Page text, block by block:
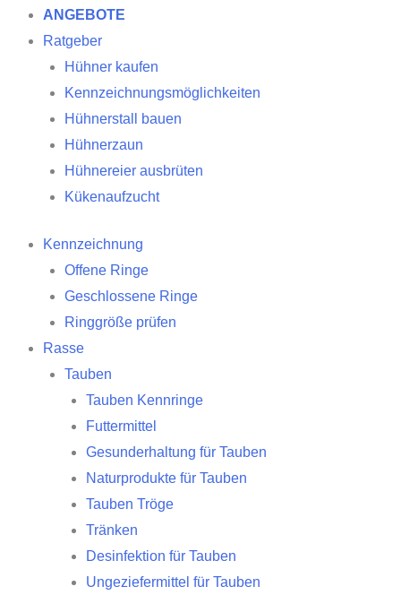
ANGEBOTE
Ratgeber
Hühner kaufen
Kennzeichnungsmöglichkeiten
Hühnerstall bauen
Hühnerzaun
Hühnereier ausbrüten
Kükenaufzucht
Kennzeichnung
Offene Ringe
Geschlossene Ringe
Ringgröße prüfen
Rasse
Tauben
Tauben Kennringe
Futtermittel
Gesunderhaltung für Tauben
Naturprodukte für Tauben
Tauben Tröge
Tränken
Desinfektion für Tauben
Ungeziefermittel für Tauben